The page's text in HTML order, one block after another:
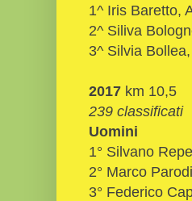
1^ Iris Baretto,
2^ Siliva
3^ Silvia
2017 km 10,5
239 classificati
Uomini
1° Silvano
2° Marco
3° Federico